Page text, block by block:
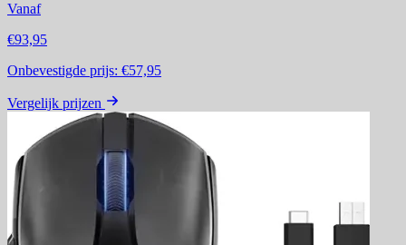
Vanaf
€93,95
Onbevestigde prijs: €57,95
Vergelijk prijzen